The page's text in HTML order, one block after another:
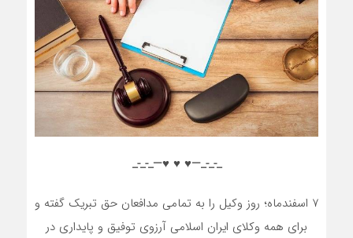
_-_-_—♥️ ♥️ ♥️—_-_-_
۷ اسفندماه؛ روز وکیل را به تمامی مدافعان حق تبریک گفته و
برای همه وکلای ایران اسلامی آرزوی توفیق و پایداری در